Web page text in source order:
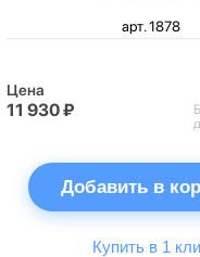
арт. 1878
Цена
11 930 ₽
Добавить в
Купить в 1